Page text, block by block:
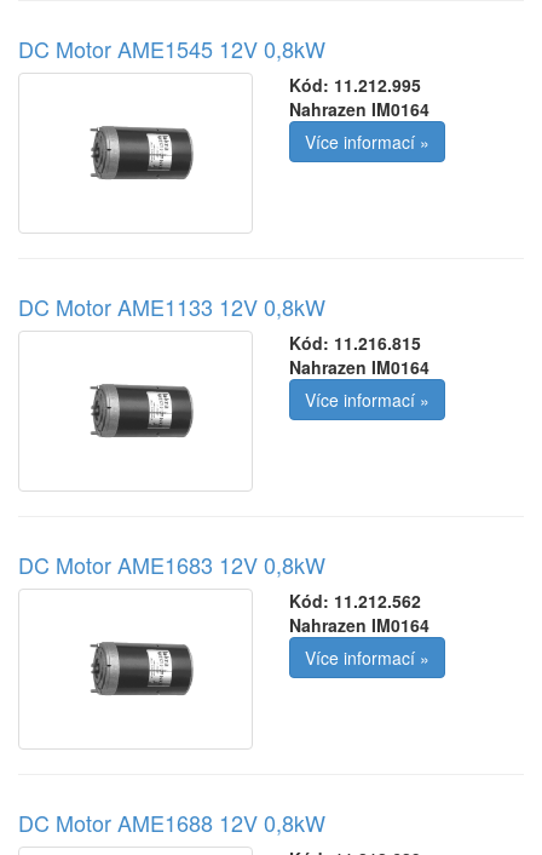
DC Motor AME1545 12V 0,8kW
Kód: 11.212.995
Nahrazen IM0164
Více informací »
DC Motor AME1133 12V 0,8kW
Kód: 11.216.815
Nahrazen IM0164
Více informací »
DC Motor AME1683 12V 0,8kW
Kód: 11.212.562
Nahrazen IM0164
Více informací »
DC Motor AME1688 12V 0,8kW